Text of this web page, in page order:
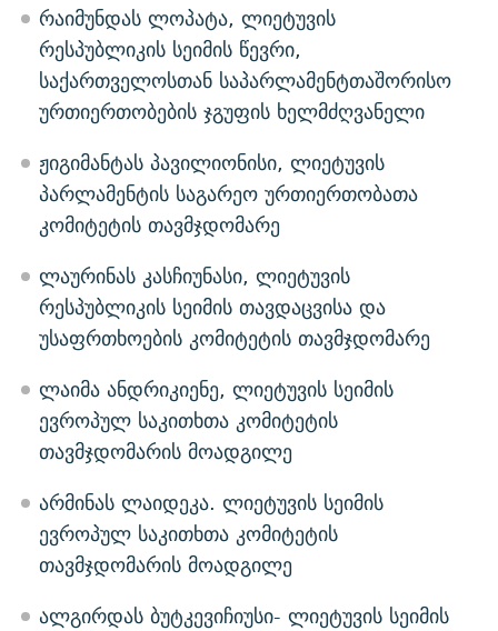
რაიმუნდას ლოპატა, ლიეტუვის
რესპუბლიკის სეიმის წევრი,
საქართველოსთან საპარლამენტთაშორისო
ურთიერთობების ჯგუფის ხელმძღვანელი
ჟიგიმანტას პავილიონისი, ლიეტუვის
პარლამენტის საგარეო ურთიერთობათა
კომიტეტის თავმჯდომარე
ლაურინას კასჩიუნასი, ლიეტუვის
რესპუბლიკის სეიმის თავდაცვისა და
უსაფრთხოების კომიტეტის თავმჯდომარე
ლაიმა ანდრიკიენე, ლიეტუვის სეიმის
ევროპულ საკითხთა კომიტეტის
თავმჯდომარის მოადგილე
არმინას ლაიდეკა. ლიეტუვის სეიმის
ევროპულ საკითხთა კომიტეტის
თავმჯდომარის მოადგილე
ალგირდას ბუტკევიჩიუსი- ლიეტუვის სეიმის